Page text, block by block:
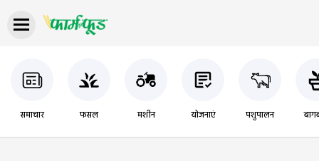
समाचार फसल मशीन योजनाएं पशुपालन